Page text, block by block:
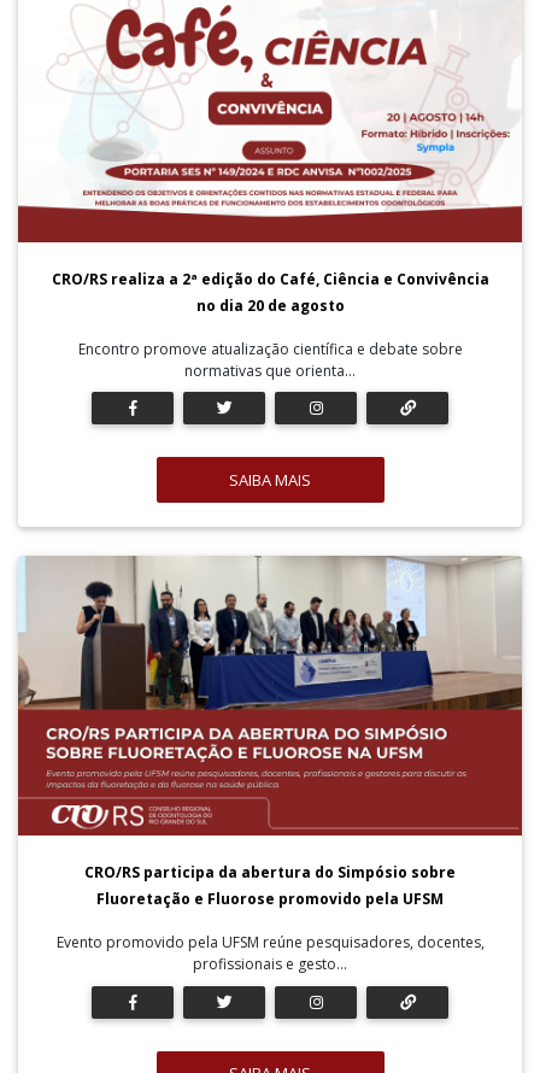
CRO/RS realiza a 2ª edição do Café, Ciência e Convivência
no dia 20 de agosto
Encontro promove atualização científica e debate sobre
normativas que orienta...
SAIBA MAIS
CRO/RS participa da abertura do Simpósio sobre
Fluoretação e Fluorose promovido pela UFSM
Evento promovido pela UFSM reúne pesquisadores, docentes,
profissionais e gesto...